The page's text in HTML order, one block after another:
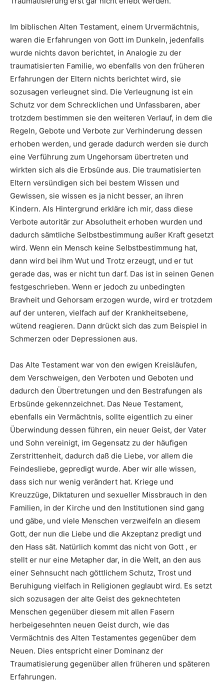
Im biblischen Alten Testament, einem Urvermächtnis,
waren die Erfahrungen von Gott im Dunkeln, jedenfalls
wurde nichts davon berichtet, in Analogie zu der
traumatisierten Familie, wo ebenfalls von den früheren
Erfahrungen der Eltern nichts berichtet wird, sie
sozusagen verleugnet sind. Die Verleugnung ist ein
Schutz vor dem Schrecklichen und Unfassbaren, aber
trotzdem bestimmen sie den weiteren Verlauf, in dem die
Regeln, Gebote und Verbote zur Verhinderung dessen
erhoben werden, und gerade dadurch werden sie durch
eine Verführung zum Ungehorsam übertreten und
wirkten sich als die Erbsünde aus. Die traumatisierten
Eltern versündigen sich bei bestem Wissen und
Gewissen, sie wissen es ja nicht besser, an ihren
Kindern. Als Hintergrund erkläre ich mir, dass diese
Verbote autoritär zur Absolutheit erhoben wurden und
dadurch sämtliche Selbstbestimmung außer Kraft gesetzt
wird. Wenn ein Mensch keine Selbstbestimmung hat,
dann wird bei ihm Wut und Trotz erzeugt, und er tut
gerade das, was er nicht tun darf. Das ist in seinen Genen
festgeschrieben. Wenn er jedoch zu unbedingten
Bravheit und Gehorsam erzogen wurde, wird er trotzdem
auf der unteren, vielfach auf der Krankheitsebene,
wütend reagieren. Dann drückt sich das zum Beispiel in
Schmerzen oder Depressionen aus.
Das Alte Testament war von den ewigen Kreisläufen,
dem Verschweigen, den Verboten und Geboten und
dadurch den Übertretungen und den Bestrafungen als
Erbsünde gekennzeichnet. Das Neue Testament,
ebenfalls ein Vermächtnis, sollte eigentlich zu einer
Überwindung dessen führen, ein neuer Geist, der Vater
und Sohn vereinigt, im Gegensatz zu der häufigen
Zerstrittenheit, dadurch daß die Liebe, vor allem die
Feindesliebe, gepredigt wurde. Aber wir alle wissen,
dass sich nur wenig verändert hat. Kriege und
Kreuzzüge, Diktaturen und sexueller Missbrauch in den
Familien, in der Kirche und den Institutionen sind gang
und gäbe, und viele Menschen verzweifeln an diesem
Gott, der nun die Liebe und die Akzeptanz predigt und
den Hass sät. Natürlich kommt das nicht von Gott , er
stellt er nur eine Metapher dar, in die Welt, an den aus
einer Sehnsucht nach göttlichem Schutz, Trost und
Beruhigung vielfach in Religionen geglaubt wird. Es setzt
sich sozusagen der alte Geist des geknechteten
Menschen gegenüber diesem mit allen Fasern
herbeigesehnten neuen Geist durch, wie das
Vermächtnis des Alten Testamentes gegenüber dem
Neuen. Dies entspricht einer Dominanz der
Traumatisierung gegenüber allen früheren und späteren
Erfahrungen.